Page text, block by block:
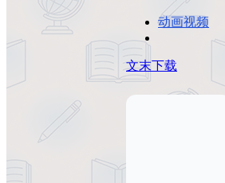
动画视频
文末下载